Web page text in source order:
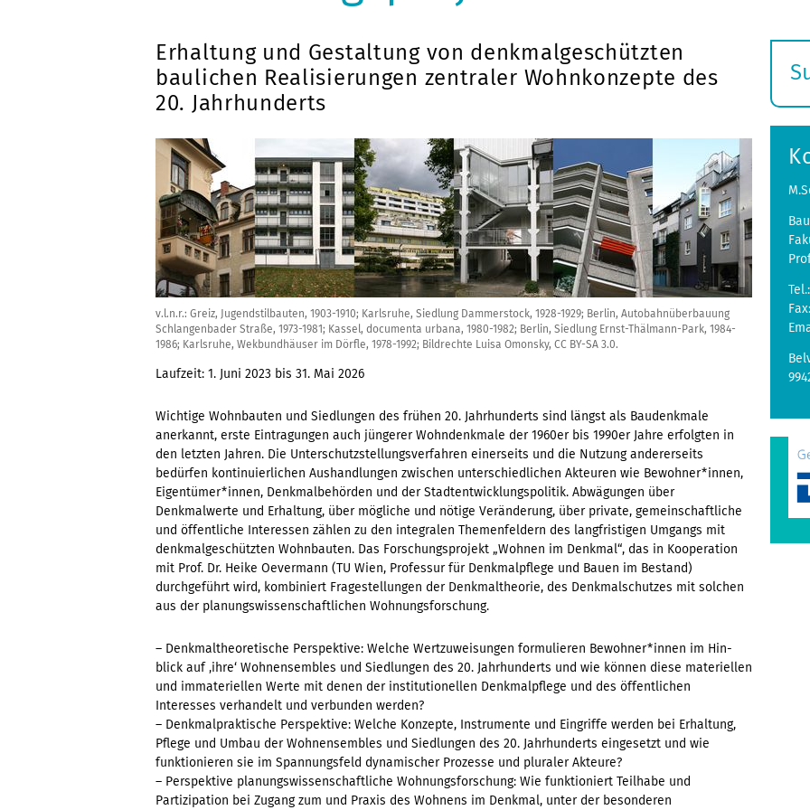
Erhaltung und Gestaltung von denkmalgeschützten
baulichen Realisierungen zentraler Wohnkonzepte des
20. Jahrhunderts
v.l.n.r.: Greiz, Jugendstilbauten, 1903-1910; Karlsruhe, Siedlung Dammerstock, 1928-1929; Berlin, Autobahnüberbauung
Schlangenbader Straße, 1973-1981; Kassel, documenta urbana, 1980-1982; Berlin, Siedlung Ernst-Thälmann-Park, 1984-
1986; Karlsruhe, Wekbundhäuser im Dörfle, 1978-1992; Bildrechte Luisa Omonsky, CC BY-SA 3.0.
Laufzeit: 1. Juni 2023 bis 31. Mai 2026
Wichtige Wohnbauten und Siedlungen des frühen 20. Jahrhunderts sind längst als Baudenkmale
anerkannt, erste Eintragungen auch jüngerer Wohndenkmale der 1960er bis 1990er Jahre erfolgten in
den letzten Jahren. Die Unterschutzstellungsverfahren einerseits und die Nutzung andererseits
bedürfen kontinuierlichen Aushandlungen zwischen unterschiedlichen Akteuren wie Bewohner*innen,
Eigentümer*innen, Denkmalbehörden und der Stadtentwicklungspolitik. Abwägungen über
Denkmalwerte und Erhaltung, über mögliche und nötige Veränderung, über private, gemeinschaftliche
und öffentliche Interessen zählen zu den integralen Themenfeldern des langfristigen Umgangs mit
denkmalgeschützten Wohnbauten. Das Forschungsprojekt „Wohnen im Denkmal“, das in Kooperation
mit Prof. Dr. Heike Oevermann (TU Wien, Professur für Denkmalpflege und Bauen im Bestand)
durchgeführt wird, kombiniert Fragestellungen der Denkmaltheorie, des Denkmalschutzes mit solchen
aus der planungswissenschaftlichen Wohnungsforschung.
– Denkmaltheoretische Perspektive: Welche Wertzuweisungen formulieren Bewohner*innen im Hin-
blick auf ‚ihre‘ Wohnensembles und Siedlungen des 20. Jahrhunderts und wie können diese materiellen
und immateriellen Werte mit denen der institutionellen Denkmalpflege und des öffentlichen
Interesses verhandelt und verbunden werden?
– Denkmalpraktische Perspektive: Welche Konzepte, Instrumente und Eingriffe werden bei Erhaltung,
Pflege und Umbau der Wohnensembles und Siedlungen des 20. Jahrhunderts eingesetzt und wie
funktionieren sie im Spannungsfeld dynamischer Prozesse und pluraler Akteure?
– Perspektive planungswissenschaftliche Wohnungsforschung: Wie funktioniert Teilhabe und
Partizipation bei Zugang zum und Praxis des Wohnens im Denkmal, unter der besonderen